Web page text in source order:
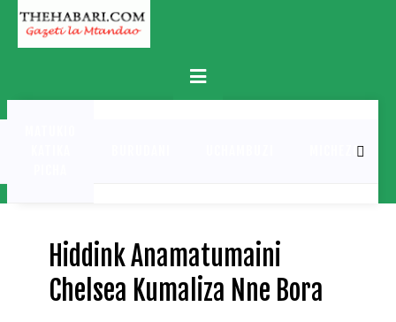
Skip
content
Primary
Menu
MICHEZO
Hiddink Anamatumaini
Chelsea Kumaliza Nne Bora